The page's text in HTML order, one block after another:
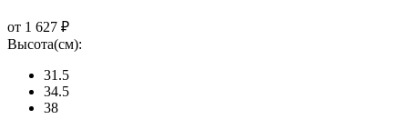
от 1 627 ₽
Высота(см):
31.5
34.5
38